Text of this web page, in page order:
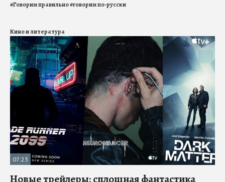
#Говорим правильно#говорим по-русски
Кино и литература
07:23
Новые трейлеры: сплошная фантастика